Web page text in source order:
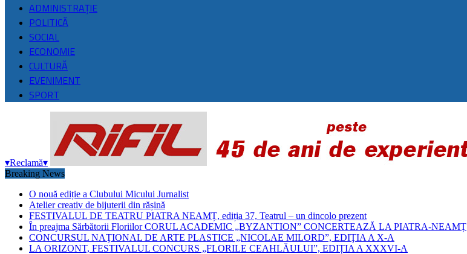
ADMINISTRAȚIE
POLITICĂ
SOCIAL
ECONOMIE
CULTURĂ
EVENIMENT
SPORT
▾Reclamă▾
Breaking News
O nouă ediție a Clubului Micului Jurnalist
Atelier creativ de bijuterii din rășină
FESTIVALUL DE TEATRU PIATRA NEAMȚ, ediția 37, Teatrul – un dincolo prezent
În preajma Sărbătorii Floriilor CORUL ACADEMIC „BYZANTION” CONCERTEAZĂ LA PIATRA-NEAMȚ
CONCURSUL NAŢIONAL DE ARTE PLASTICE „NICOLAE MILORD”, EDIŢIA A X-A
LA ORIZONT, FESTIVALUL CONCURS „FLORILE CEAHLĂULUI”, EDIȚIA A XXXVI-A